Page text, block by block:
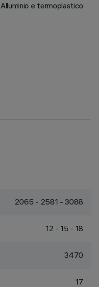
Alluminio e termoplastico
2065 - 2581 - 3088
12 - 15 - 18
3470
17